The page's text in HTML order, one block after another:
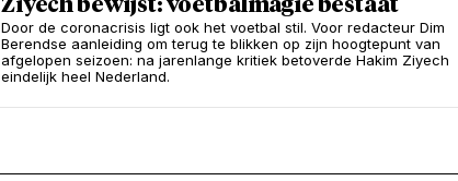
Ziyech bewijst: voetbalmagie bestaat
Door de coronacrisis ligt ook het voetbal stil. Voor redacteur Dim
Berendse aanleiding om terug te blikken op zijn hoogtepunt van
afgelopen seizoen: na jarenlange kritiek betoverde Hakim Ziyech
eindelijk heel Nederland.